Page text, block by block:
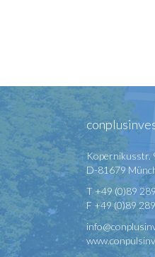
Kopernikusstr.
D-81679
T +49 (0)89
F +49 (0)89